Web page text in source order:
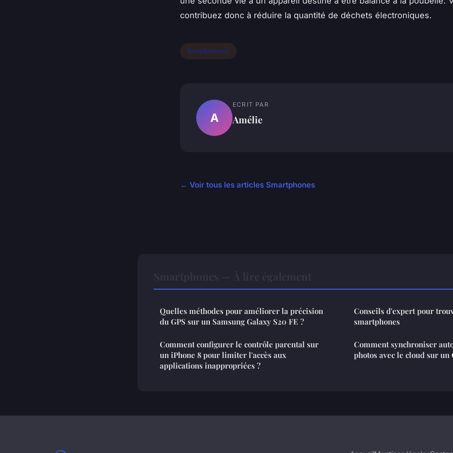
contribuez donc à réduire la quantité de déchets électroniques.
Smartphones
A
ECRIT PAR
Amélie
← Voir tous les articles Smartphones
Quelles méthodes pour améliorer la précision
du GPS sur un Samsung Galaxy S20 FE ?
Comment configurer le contrôle parental sur
un iPhone 8 pour limiter l'accès aux
applications inappropriées ?
Conseils d'expert pour
smartphones
Comment synchroniser
photos avec le cloud sur un